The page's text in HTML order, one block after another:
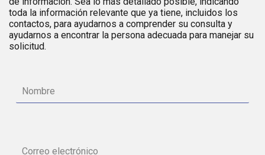
toda la información relevante que ya tiene, incluidos los
contactos, para ayudarnos a comprender su consulta y
ayudarnos a encontrar la persona adecuada para manejar su
solicitud.